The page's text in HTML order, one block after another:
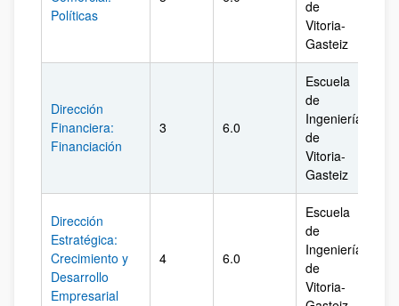
Políticas
de
Vitoria-
Gasteiz
Dirección
Financiera:
Financiación
3 6.0
Escuela
de
Ingeniería
de
Vitoria-
Gasteiz
Dirección
Estratégica:
Crecimiento y
Desarrollo
Empresarial
4 6.0
Escuela
de
Ingeniería
de
Vitoria-